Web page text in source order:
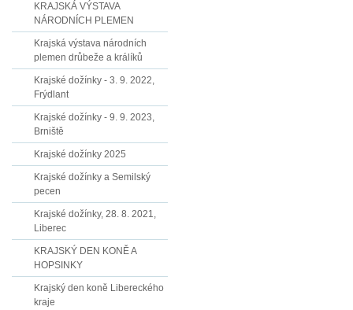
KRAJSKÁ VÝSTAVA
NÁRODNÍCH PLEMEN
Krajská výstava národních
plemen drůbeže a králíků
Krajské dožínky - 3. 9. 2022,
Frýdlant
Krajské dožínky - 9. 9. 2023,
Brniště
Krajské dožínky 2025
Krajské dožínky a Semilský
pecen
Krajské dožínky, 28. 8. 2021,
Liberec
KRAJSKÝ DEN KONĚ A
HOPSINKY
Krajský den koně Libereckého
kraje